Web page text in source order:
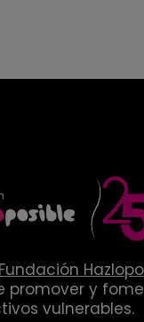
Fundación
promover y
vulnerables.